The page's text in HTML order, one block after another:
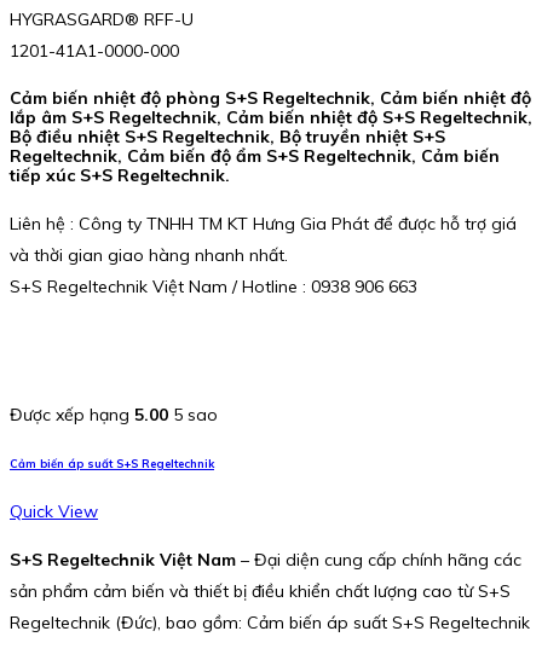
HYGRASGARD® RFF-U
1201-41A1-0000-000
Cảm biến nhiệt độ phòng S+S Regeltechnik, Cảm biến nhiệt độ
lắp âm S+S Regeltechnik, Cảm biến nhiệt độ S+S Regeltechnik,
Bộ điều nhiệt S+S Regeltechnik, Bộ truyền nhiệt S+S
Regeltechnik, Cảm biến độ ẩm S+S Regeltechnik, Cảm biến
tiếp xúc S+S Regeltechnik.
Liên hệ : Công ty TNHH TM KT Hưng Gia Phát để được hỗ trợ giá
và thời gian giao hàng nhanh nhất.
S+S Regeltechnik Việt Nam / Hotline : 0938 906 663
Được xếp hạng 5.00 5 sao
Cảm biến áp suất S+S Regeltechnik
Quick View
S+S Regeltechnik Việt Nam – Đại diện cung cấp chính hãng các
sản phẩm cảm biến và thiết bị điều khiển chất lượng cao từ S+S
Regeltechnik (Đức), bao gồm: Cảm biến áp suất S+S Regeltechnik